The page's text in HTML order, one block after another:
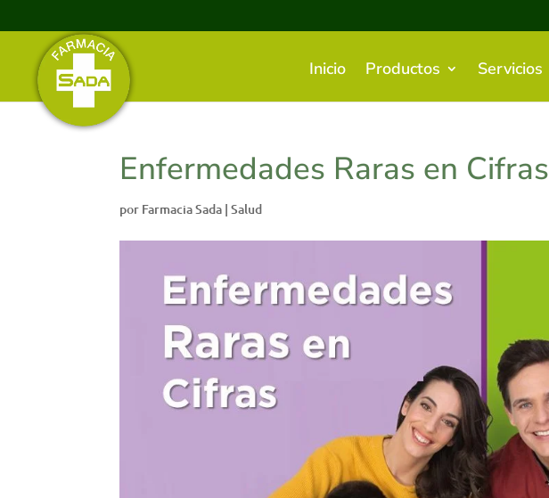
Inicio Productos Servicios
Enfermedades Raras en Cifras
por Farmacia Sada |Salud